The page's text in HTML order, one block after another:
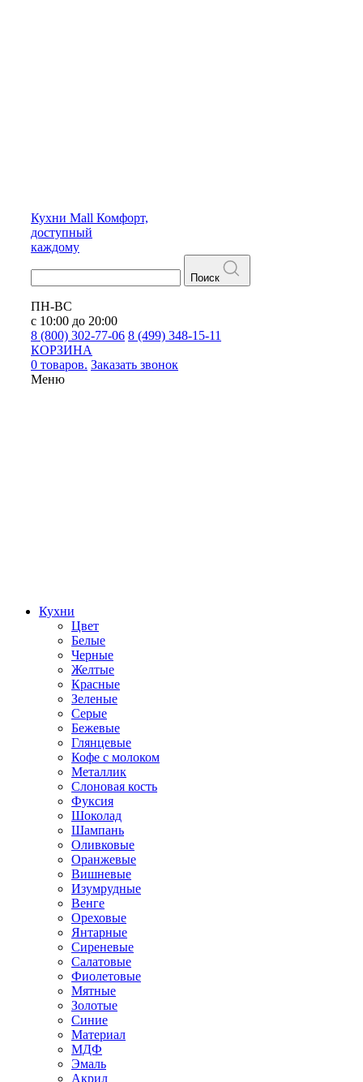
Кухни Mall Комфорт,
доступный
каждому
Поиск
ПН-ВС
с 10:00 до 20:00
8 (800) 302-77-06 8 (499) 348-15-11
КОРЗИНА
0 товаров. Заказать звонок
Меню
Кухни
Цвет
Белые
Черные
Желтые
Красные
Зеленые
Серые
Бежевые
Глянцевые
Кофе с молоком
Металлик
Слоновая кость
Фуксия
Шоколад
Шампань
Оливковые
Оранжевые
Вишневые
Изумрудные
Венге
Ореховые
Янтарные
Сиреневые
Салатовые
Фиолетовые
Мятные
Золотые
Синие
Материал
МДФ
Эмаль
Акрил